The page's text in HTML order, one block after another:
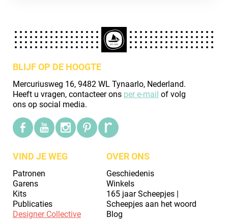
BLIJF OP DE HOOGTE
Mercuriusweg 16, 9482 WL Tynaarlo, Nederland.
Heeft u vragen, contacteer ons per e-mail of volg
ons op social media.
VIND JE WEG
Patronen
Garens
Kits
Publicaties
Designer Collective
OVER ONS
Geschiedenis
Winkels
165 jaar Scheepjes |
Scheepjes aan het woord
Blog